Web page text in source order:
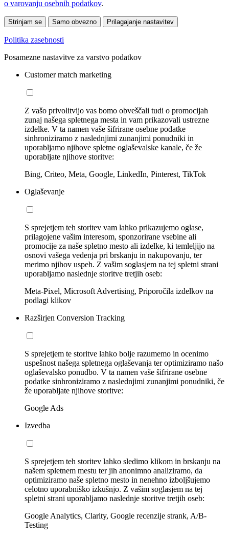
o varovanju osebnih podatkov.
Strinjam se Samo obvezno Prilagajanje nastavitev
Politika zasebnosti
Posamezne nastavitve za varstvo podatkov
Customer match marketing
Z vašo privolitvijo vas bomo obveščali tudi o promocijah
zunaj našega spletnega mesta in vam prikazovali ustrezne
izdelke. V ta namen vaše šifrirane osebne podatke
sinhroniziramo z naslednjimi zunanjimi ponudniki in
uporabljamo njihove spletne oglaševalske kanale, če že
uporabljate njihove storitve:
Bing, Criteo, Meta, Google, LinkedIn, Pinterest, TikTok
Oglaševanje
S sprejetjem teh storitev vam lahko prikazujemo oglase,
prilagojene vašim interesom, sponzorirane vsebine ali
promocije za naše spletno mesto ali izdelke, ki temleljijo na
osnovi vašega vedenja pri brskanju in nakupovanju, ter
merimo njihov uspeh. Z vašim soglasjem na tej spletni strani
uporabljamo naslednje storitve tretjih oseb:
Meta-Pixel, Microsoft Advertising, Priporočila izdelkov na
podlagi klikov
Razširjen Conversion Tracking
S sprejetjem te storitve lahko bolje razumemo in ocenimo
uspešnost našega spletnega oglaševanja ter optimiziramo našo
oglaševalsko ponudbo. V ta namen vaše šifrirane osebne
podatke sinhroniziramo z naslednjimi zunanjimi ponudniki, če
že uporabljate njihove storitve:
Google Ads
Izvedba
S sprejetjem teh storitev lahko sledimo klikom in brskanju na
našem spletnem mestu ter jih anonimno analiziramo, da
optimiziramo naše spletno mesto in nenehno izboljšujemo
celotno uporabniško izkušnjo. Z vašim soglasjem na tej
spletni strani uporabljamo naslednje storitve tretjih oseb:
Google Analytics, Clarity, Google recenzije strank, A/B-
Testing